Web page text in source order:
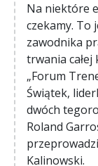
Na niektóre
czekamy. To
zawodnika
trwania
„Forum
Świątek,
dwóch
Roland
Kalinowski.